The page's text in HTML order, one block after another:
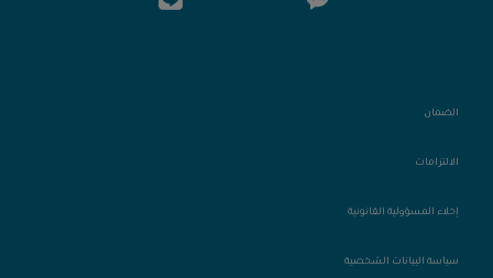
الضمان
الالتزامات
إخلاء المسؤولية القانونية
سياسة البيانات الشخصية